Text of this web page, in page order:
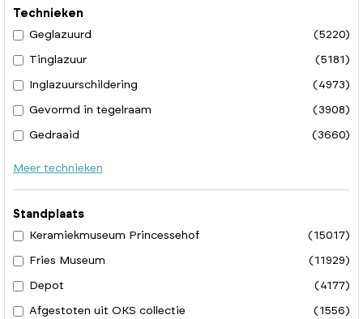
Technieken
Geglazuurd
(5220)
Tinglazuur (5181)
Inglazuurschildering (4973)
Gevormd in tegelraam (3908)
Gedraaid (3660)
Meer technieken
Standplaats
Keramiekmuseum Princessehof
(15017)
Fries Museum (11929)
Depot (4177)
Afgestoten uit OKS collectie (1556)